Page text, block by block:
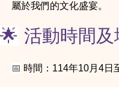
屬於我們的文化盛宴。
🌟 活動時間及
📅 時間：114年10月4日